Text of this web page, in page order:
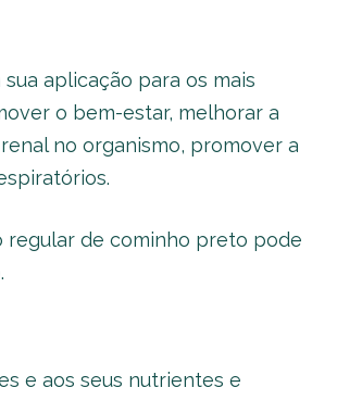
aplicação para os mais
o bem-estar, melhorar a
no organismo, promover a
regular de cominho preto pode
e aos seus nutrientes e